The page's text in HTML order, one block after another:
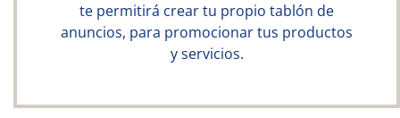
te permitirá crear tu propio tablón de
anuncios, para promocionar tus productos
y servicios.